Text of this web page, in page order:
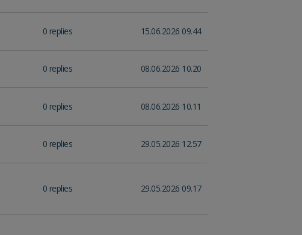
0 replies 15.06.2026 09.44
0 replies 08.06.2026 10.20
0 replies 08.06.2026 10.11
0 replies 29.05.2026 12.57
0 replies 29.05.2026 09.17